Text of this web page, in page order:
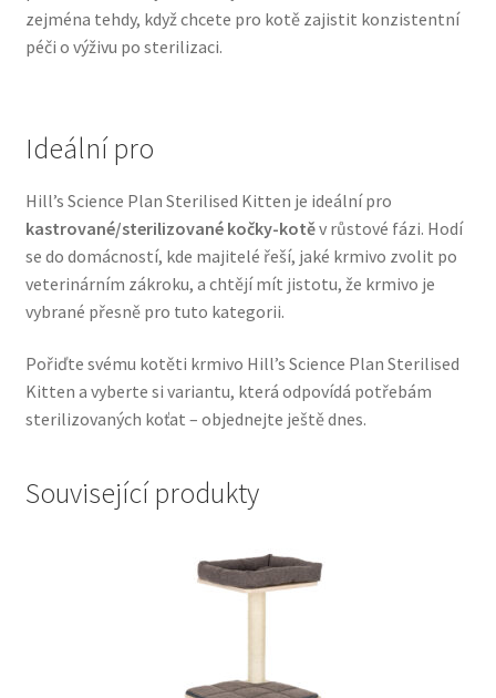
Přepravky pro psy
Royal Canin pro psy
Veterinární dieta pro psy
Vodítka a obojky
Wolf of Wilderness
zejména tehdy, když chcete pro kotě zajistit konzistentní
péči o výživu po sterilizaci.
Ideální pro
Hill’s Science Plan Sterilised Kitten je ideální pro
kastrované/sterilizované kočky-kotěv růstové fázi. Hodí
se do domácností, kde majitelé řeší, jaké krmivo zvolit po
veterinárním zákroku, a chtějí mít jistotu, že krmivo je
vybrané přesně pro tuto kategorii.
Pořiďte svému kotěti krmivo Hill’s Science Plan Sterilised
Kitten a vyberte si variantu, která odpovídá potřebám
sterilizovaných koťat – objednejte ještě dnes.
Související produkty